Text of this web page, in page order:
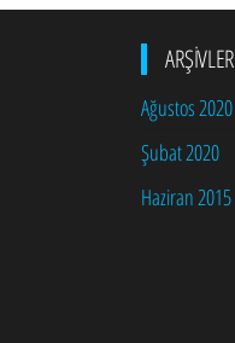
ARŞIVLER
Ağustos 2020
Şubat 2020
Haziran 2015